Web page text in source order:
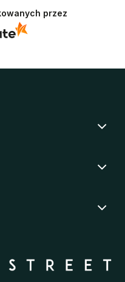
przez